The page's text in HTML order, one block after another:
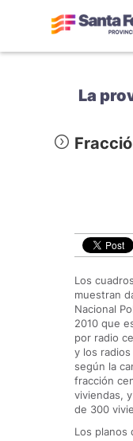
La
Los
muestran
Nacional
2010 que
por radio
y los
según la
fracción
viviendas,
de 300
Los planos